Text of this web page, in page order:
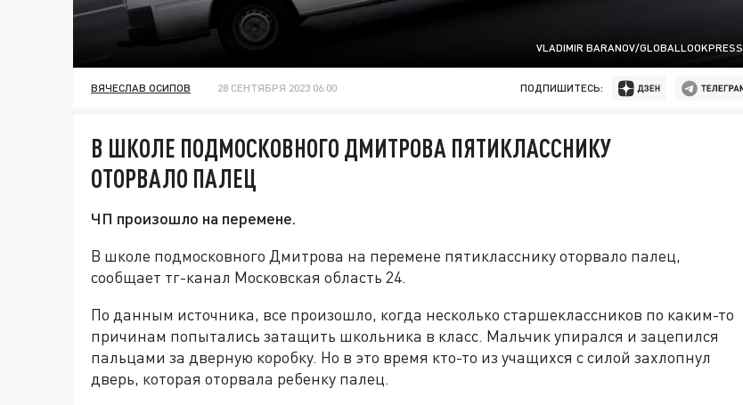
VLADIMIR BARANOV/GLOBALLOOKPRESS
ВЯЧЕСЛАВ ОСИПОВ 28 СЕНТЯБРЯ 2023 06:00 ПОДПИШИТЕСЬ:
В ШКОЛЕ ПОДМОСКОВНОГО ДМИТРОВА ПЯТИКЛАССНИКУ
ОТОРВАЛО ПАЛЕЦ
ЧП произошло на перемене.
В школе подмосковного Дмитрова на перемене пятикласснику оторвало палец,
сообщает тг-канал Московская область 24.
По данным источника, все произошло, когда несколько старшеклассников по каким-то
причинам попытались затащить школьника в класс. Мальчик упирался и зацепился
пальцами за дверную коробку. Но в это время кто-то из учащихся с силой захлопнул
дверь, которая оторвала ребенку палец.